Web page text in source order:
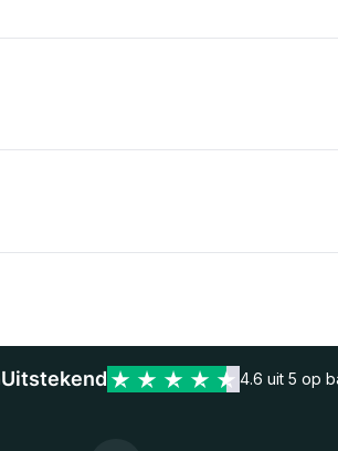
Uitstekend 4.6 uit 5 op